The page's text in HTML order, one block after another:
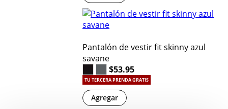
Pantalón de vestir fit skinny azul
savane
$53.95
TU TERCERA PRENDA GRATIS
Agregar